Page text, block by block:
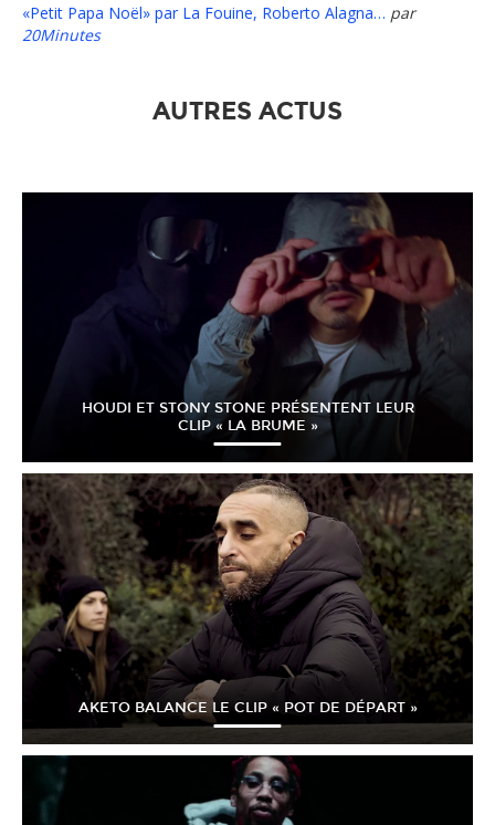
«Petit Papa Noël» par La Fouine, Roberto Alagna… par
20Minutes
AUTRES ACTUS
HOUDI ET STONY STONE PRÉSENTENT LEUR
CLIP « LA BRUME »
AKETO BALANCE LE CLIP « POT DE DÉPART »